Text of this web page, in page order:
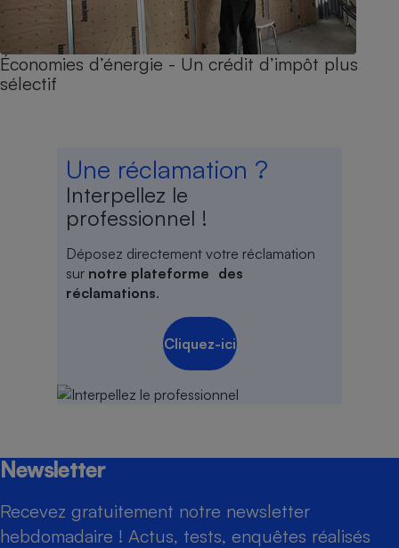
Économies d’énergie - Un crédit d’impôt plus
sélectif
Une réclamation ?
Interpellez le
professionnel !
Déposez directement votre réclamation
sur notre plateforme des
réclamations.
Cliquez-ici
Newsletter
Recevez gratuitement notre newsletter
hebdomadaire ! Actus, tests, enquêtes réalisés